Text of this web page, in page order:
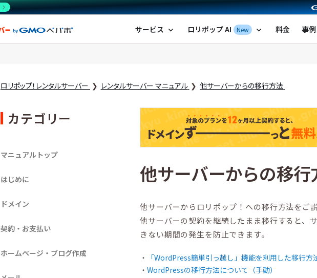
ロリポップ！レンタルサーバー by GMOペパボ
サービス expand_more ロリポップ AI New expand_more 料金 事例
ロリポップ！レンタルサーバー レンタルサーバー マニュアル 他サーバーからの移行方法
カテゴリー
マニュアルトップ
はじめに
ドメイン
契約・お支払い
ホームページ・ブログ作成
他サーバーからの移行
他サーバーからロリポップ！への移行方法をご
他サーバーの契約を継続したまま移行すると、
きない期間の発生を防止できます。
「WordPress簡単引っ越し」機能を利用した移行方
WordPressの移行方法について（手動）